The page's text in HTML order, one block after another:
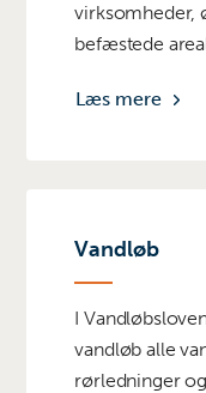
virksomheder,
befæstede
Læs mere
Vandløb
I
vandløb alle
rørledninger